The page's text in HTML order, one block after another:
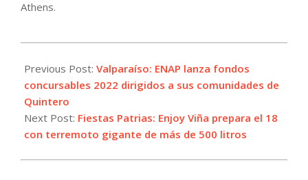
Athens.
09-
14
Previous Post: Valparaíso: ENAP lanza fondos
concursables 2022 dirigidos a sus comunidades de
Quintero
Next Post: Fiestas Patrias: Enjoy Viña prepara el 18
con terremoto gigante de más de 500 litros